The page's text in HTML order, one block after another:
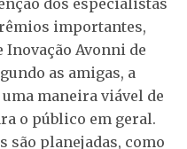
importantes,
Inovação Avonni de
as amigas, a
maneira viável de
o público em geral.
são planejadas, como